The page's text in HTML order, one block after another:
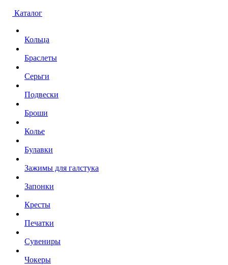
Каталог
Кольца
Браслеты
Серьги
Подвески
Броши
Колье
Булавки
Зажимы для галстука
Запонки
Кресты
Печатки
Сувениры
Чокеры